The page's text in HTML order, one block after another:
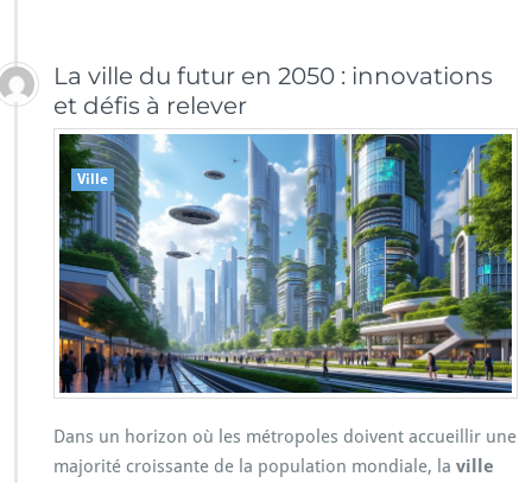
La ville du futur en 2050 : innovations
et défis à relever
Ville
Dans un horizon où les métropoles doivent accueillir une
majorité croissante de la population mondiale, la ville